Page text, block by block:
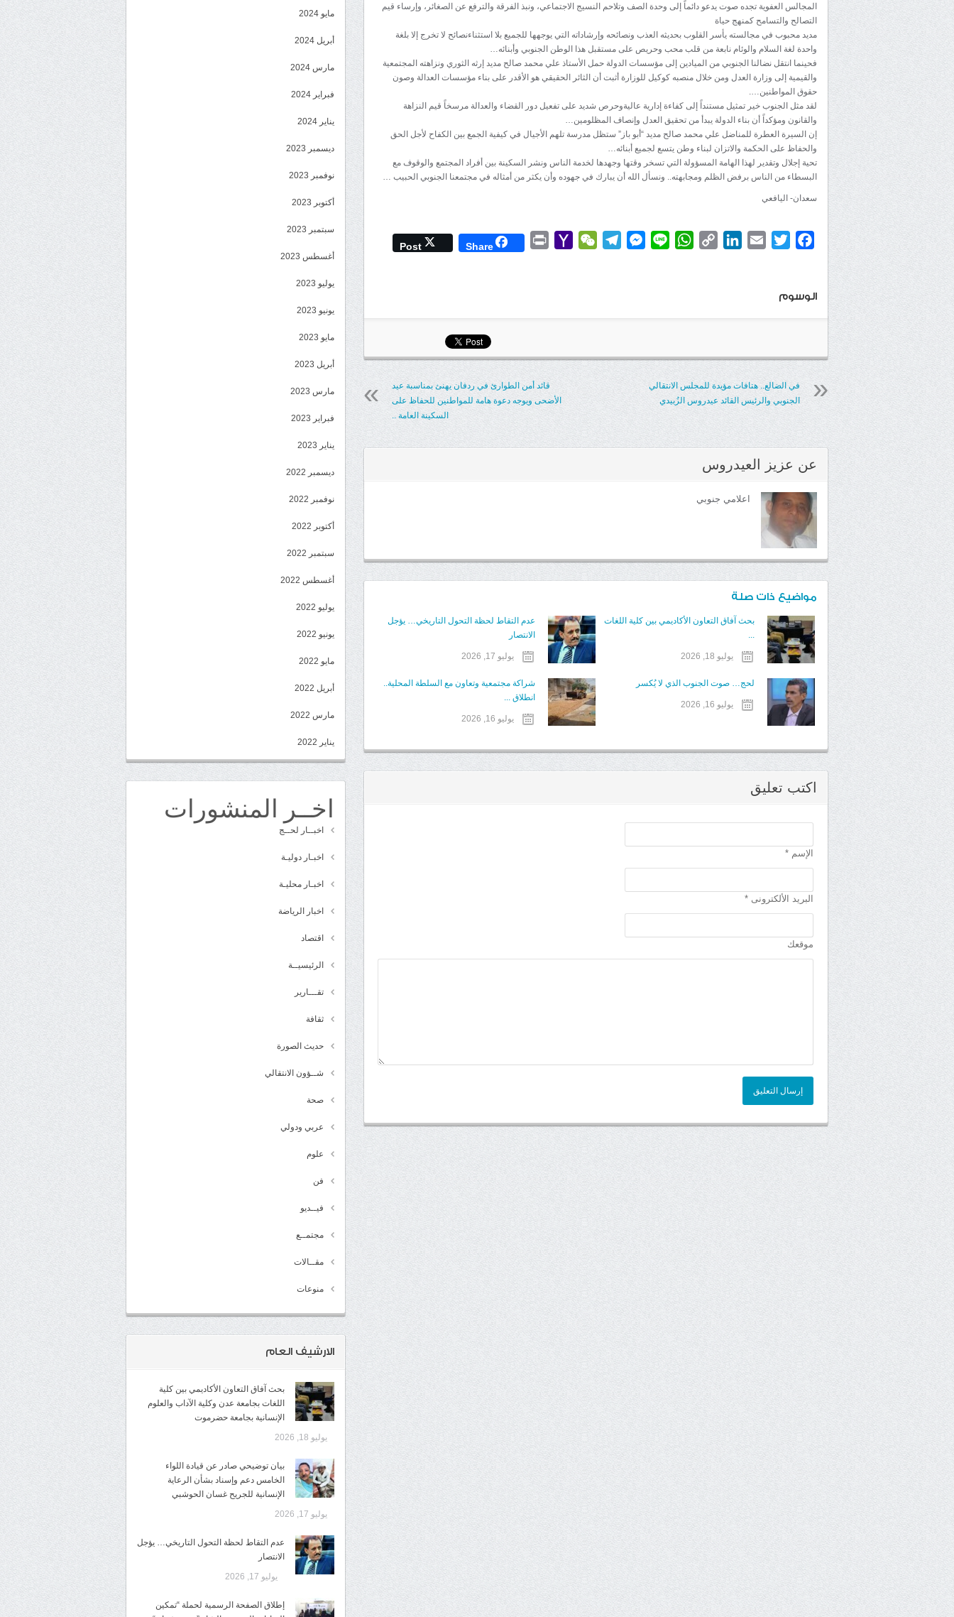
المجالس العفوية تجده صوت يدعو دائماً إلى وحدة الصف وتلاحم النسيج الاجتماعي، ونبذ الفرقة والترفع عن الصغائر، وإرساء قيم
التصالح والتسامح كمنهج حياة
مديد محبوب في مجالسته يأسر القلوب بحديثه العذب ونصائحه وإرشاداته التي يوجهها للجميع بلا استثناءنصائح لا تخرج إلا بلغة
واحدة لغة السلام والوئام نابعة من قلب محب وحريص على مستقبل هذا الوطن الجنوبي وأبنائه…
فحينما انتقل نضالنا الجنوبي من الميادين إلى مؤسسات الدولة حمل الأستاذ علي محمد صالح مديد إرثه الثوري ونزاهته المجتمعية
والقيمية إلى وزارة العدل ومن خلال منصبه كوكيل للوزارة أثبت أن الثائر الحقيقي هو الأقدر على بناء مؤسسات العدالة وصون
حقوق المواطنين….
لقد مثل الجنوب خير تمثيل مستنداً إلى كفاءة إدارية عاليةوحرص شديد على تفعيل دور القضاء والعدالة مرسخاً قيم النزاهة
والقانون ومؤكداً أن بناء الدولة يبدأ من تحقيق العدل وإنصاف المظلومين…
إن السيرة العطرة للمناضل علي محمد صالح مديد “أبو باز” ستظل مدرسة تلهم الأجيال في كيفية الجمع بين الكفاح لأجل الحق
والحفاظ على الحكمة والاتزان لبناء وطن يتسع لجميع أبنائه…
تحية إجلال وتقدير لهذا الهامة المسؤولة التي تسخر وقتها وجهدها لخدمة الناس ونشر السكينة بين أفراد المجتمع والوقوف مع
البسطاء من الناس برفض الظلم ومجابهته.. ونسأل الله أن يبارك في جهوده وأن يكثر من أمثاله في مجتمعنا الجنوبي الحبيب …
سعدان- اليافعي
Facebook
Twitter
Email
LinkedIn
Copy
WhatsApp
Line
Messenger
Telegram
WeChat
Yahoo
Print
Share
Post
الوسوم
قائد أمن الطوارئ في ردفان يهنئ بمناسبة عيد
الأضحى ويوجه دعوة هامة للمواطنين للحفاظ على
السكينة العامة ..
في الضالع.. هتافات مؤيدة للمجلس الانتقالي
الجنوبي والرئيس القائد عيدروس الزُبيدي
عن عزيز العيدروس
اعلامي جنوبي
مواضيع ذات صلة
بحث آفاق التعاون الأكاديمي بين كلية اللغات
...
يوليو 18, 2026
عدم التقاط لحظة التحول التاريخي… يؤجل
الانتصار
يوليو 17, 2026
لحج… صوت الجنوب الذي لا يُكسر
يوليو 16, 2026
شراكة مجتمعية وتعاون مع السلطة المحلية..
انطلاق ...
يوليو 16, 2026
اكتب تعليق
الإسم *
البريد الألكترونى *
موقعك
إرسال التعليق
مايو 2024
أبريل 2024
مارس 2024
فبراير 2024
يناير 2024
ديسمبر 2023
نوفمبر 2023
أكتوبر 2023
سبتمبر 2023
أغسطس 2023
يوليو 2023
يونيو 2023
مايو 2023
أبريل 2023
مارس 2023
فبراير 2023
يناير 2023
ديسمبر 2022
نوفمبر 2022
أكتوبر 2022
سبتمبر 2022
أغسطس 2022
يوليو 2022
يونيو 2022
مايو 2022
أبريل 2022
مارس 2022
يناير 2022
اخــر المنشورات
اخبــار لحــج
اخبـار دوليـة
اخبـار محليـة
اخبار الرياضة
اقتصاد
الرئيسيــة
تقـــارير
ثقافة
حديث الصورة
شــؤون الانتقالي
صحة
عربي ودولي
علوم
فن
فيــديو
مجتمــع
مقــالات
منوعات
الارشيف العام
بحث آفاق التعاون الأكاديمي بين كلية
اللغات بجامعة عدن وكلية الآداب والعلوم
الإنسانية بجامعة حضرموت
يوليو 18, 2026
​بيان توضيحي صادر عن قيادة اللواء
الخامس دعم وإسناد بشأن الرعاية
الإنسانية للجريح غسان الحوشبي
يوليو 17, 2026
عدم التقاط لحظة التحول التاريخي… يؤجل
الانتصار
يوليو 17, 2026
إطلاق الصفحة الرسمية لحملة “تمكين